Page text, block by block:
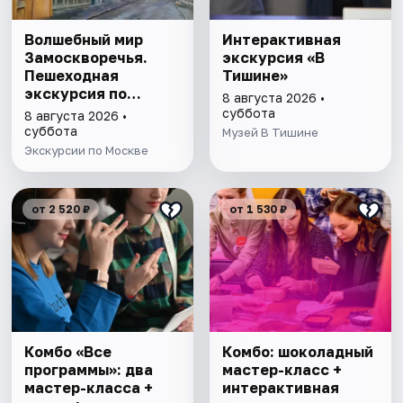
Волшебный мир
Замоскворечья.
Пешеходная
экскурсия по
Москве
8 августа 2026 •
суббота
Экскурсии по Москве
Интерактивная
экскурсия «В
Тишине»
8 августа 2026 •
суббота
Музей В Тишине
от 2 520 ₽
Комбо «Все
программы»: два
мастер-класса +
от 1 530 ₽
Комбо: шоколадный
мастер-класс +
интерактивная